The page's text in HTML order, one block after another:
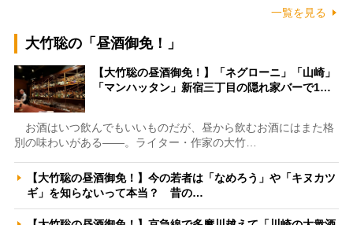
一覧を見る
大竹聡の「昼酒御免！」
【大竹聡の昼酒御免！】「ネグローニ」「山崎」
「マンハッタン」新宿三丁目の隠れ家バーで1…
お酒はいつ飲んでもいいものだが、昼から飲むお酒にはまた格
別の味わいがある――。ライター・作家の大竹…
【大竹聡の昼酒御免！】今の若者は「なめろう」や「キヌカツ
ギ」を知らないって本当？ 昔の…